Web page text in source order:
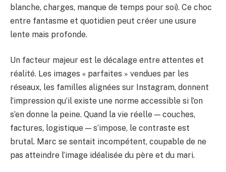
blanche, charges, manque de temps pour soi). Ce choc
entre fantasme et quotidien peut créer une usure
lente mais profonde.
Un facteur majeur est le décalage entre attentes et
réalité. Les images « parfaites » vendues par les
réseaux, les familles alignées sur Instagram, donnent
l’impression qu’il existe une norme accessible si l’on
s’en donne la peine. Quand la vie réelle — couches,
factures, logistique — s’impose, le contraste est
brutal. Marc se sentait incompétent, coupable de ne
pas atteindre l’image idéalisée du père et du mari.